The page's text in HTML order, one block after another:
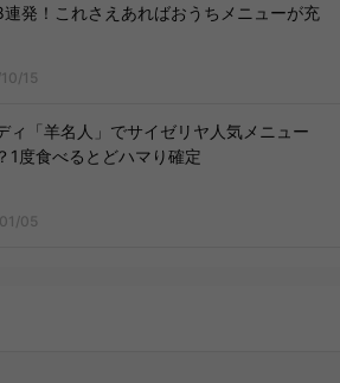
発！これさえあればおうちメニューが充
15
ィ「羊名人」でサイゼリヤ人気メニュー
1度食べるとどハマり確定
05